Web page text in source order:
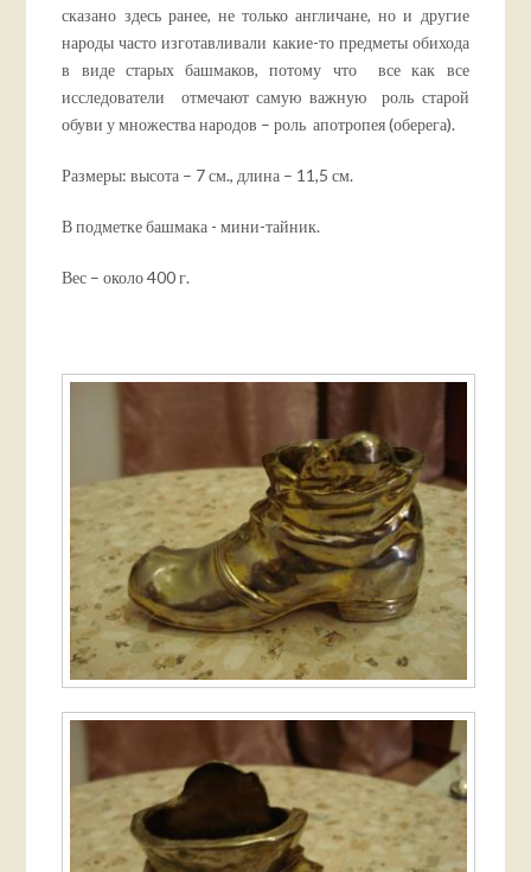
сказано здесь ранее, не только англичане, но и другие
народы часто изготавливали какие-то предметы обихода
в виде старых башмаков, потому что все как все
исследователи отмечают самую важную роль старой
обуви у множества народов – роль апотропея (оберега).
Размеры: высота – 7 см., длина – 11,5 см.
В подметке башмака - мини-тайник.
Вес – около 400 г.